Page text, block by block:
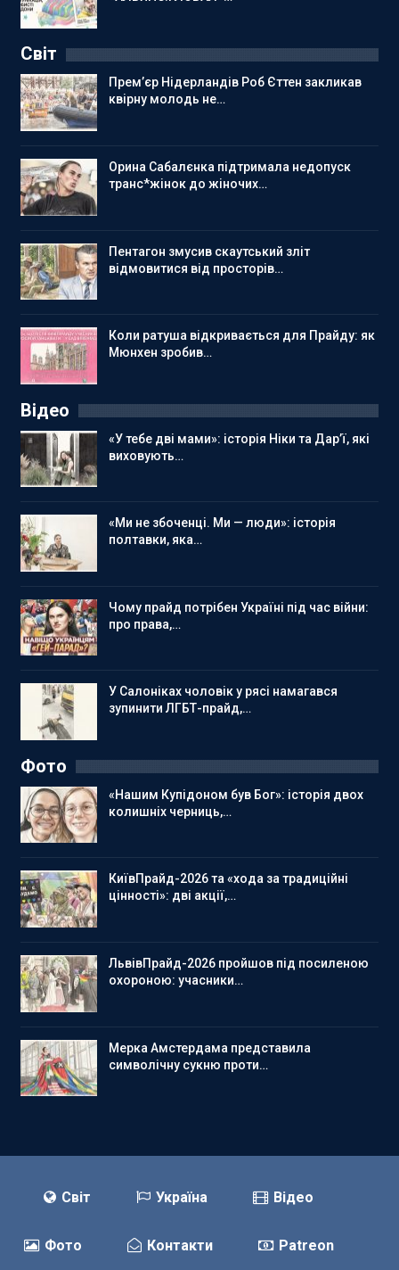
Світ
Прем’єр Нідерландів Роб Єттен закликав
квірну молодь не…
Орина Сабалєнка підтримала недопуск
транс*жінок до жіночих…
Пентагон змусив скаутський зліт
відмовитися від просторів…
Коли ратуша відкривається для Прайду: як
Мюнхен зробив…
Відео
«У тебе дві мами»: історія Ніки та Дар’ї, які
виховують…
«Ми не збоченці. Ми — люди»: історія
полтавки, яка…
Чому прайд потрібен Україні під час війни:
про права,…
У Салоніках чоловік у рясі намагався
зупинити ЛГБТ-прайд,…
Фото
«Нашим Купідоном був Бог»: історія двох
колишніх черниць,…
КиївПрайд-2026 та «хода за традиційні
цінності»: дві акції,…
ЛьвівПрайд-2026 пройшов під посиленою
охороною: учасники…
Мерка Амстердама представила
символічну сукню проти…
Світ Україна Відео
Фото Контакти Patreon